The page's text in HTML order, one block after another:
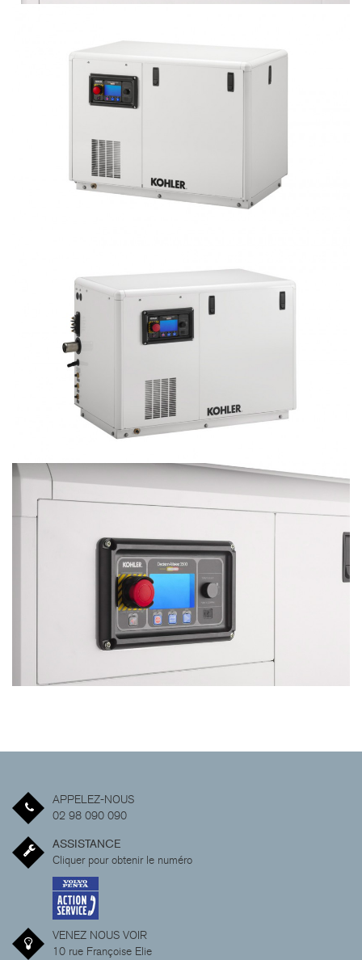
APPELEZ-NOUS
02 98 090 090
ASSISTANCE
Cliquer pour obtenir le numéro
VENEZ NOUS VOIR
10 rue Françoise Elie